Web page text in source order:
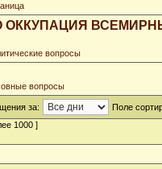
ОККУПАЦИЯ
вопросы
вопросы
за:
Поле
1000 ]